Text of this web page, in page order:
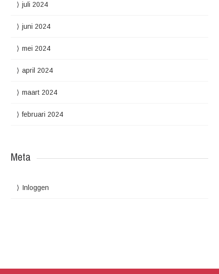
juli 2024
juni 2024
mei 2024
april 2024
maart 2024
februari 2024
Meta
Inloggen